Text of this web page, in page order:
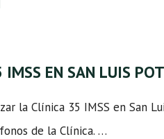
IMSS EN SAN LUIS
la Clínica 35 IMSS en San
de la Clínica. …